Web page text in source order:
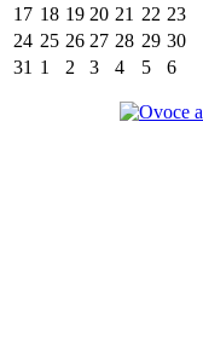
17 18 19 20 21 22 23
24 25 26 27 28 29 30
31 1 2 3 4 5 6